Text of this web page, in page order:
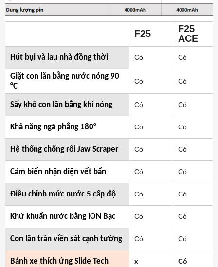
F25
F25
ACE
Hút bụi và lau nhà đồng thời Có Có
Giặt con lăn bằng nước nóng 90
°C
Có Có
Sấy khô con lăn bằng khí nóng Có Có
Khả năng ngã phẳng 180° Có Có
Hệ thống chống rối Jaw Scraper Có Có
Cảm biến nhận diện vết bẩn Có Có
Điều chỉnh mức nước 5 cấp độ Có Có
Khử khuẩn nước bằng iON Bạc Có Có
Con lăn tràn viền sát cạnh tường Có Có
Bánh xe thích ứng Slide Tech x Có